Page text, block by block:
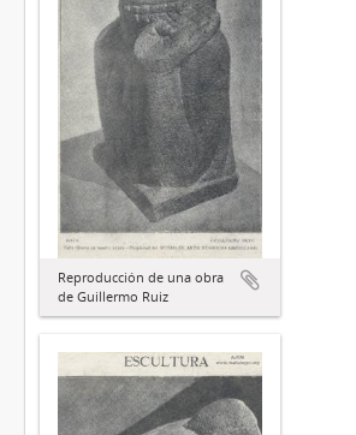
Reproducción de una obra
de Guillermo Ruiz